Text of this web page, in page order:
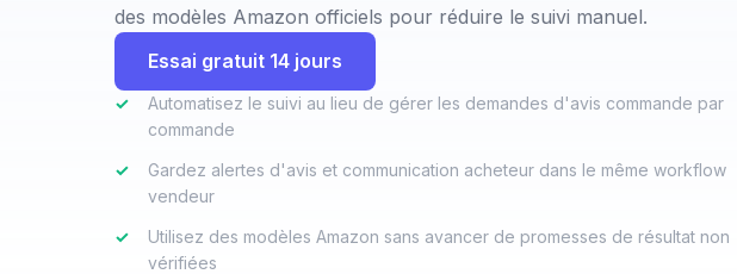
des modèles Amazon officiels pour réduire le suivi manuel.
Essai gratuit 14 jours
✓
Automatisez le suivi au lieu de gérer les demandes d'avis commande par
commande
✓
Gardez alertes d'avis et communication acheteur dans le même workflow
vendeur
✓
Utilisez des modèles Amazon sans avancer de promesses de résultat non
vérifiées